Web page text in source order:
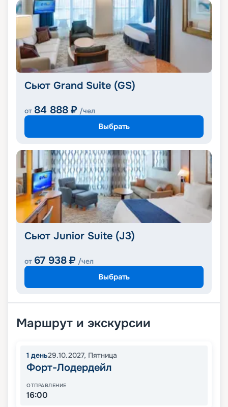
Сьют Grand Suite (GS)
от 84 888 ₽ /чел
Выбрать
Сьют Junior Suite (J3)
от 67 938 ₽ /чел
Выбрать
Маршрут и экскурсии
1 день29.10.2027, Пятница
Форт-Лодердейл
ОТПРАВЛЕНИЕ
16:00